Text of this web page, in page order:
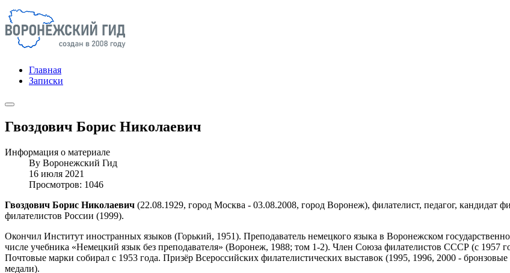
Главная
Записки
Гвоздович Борис Николаевич
Информация о материале
By Воронежский Гид
16 июля 2021
Просмотров: 1046
Гвоздович Борис Николаевич (22.08.1929, город Москва - 03.08.2008, город Воронеж), филателист, педагог, кандидат
филателистов России (1999).
Окончил Институт иностранных языков (Горький, 1951). Преподаватель немецкого языка в Воронежском
числе учебника «Немецкий язык без преподавателя» (Воронеж, 1988; том 1-2). Член Союза филателистов СССР (с 1957
Почтовые марки собирал с 1953 года. Призёр Всероссийских филателистических выставок (1995, 1996, 2000 -
медали).